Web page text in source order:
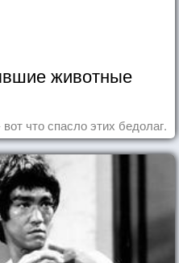
животные
что спасло этих бедолаг.